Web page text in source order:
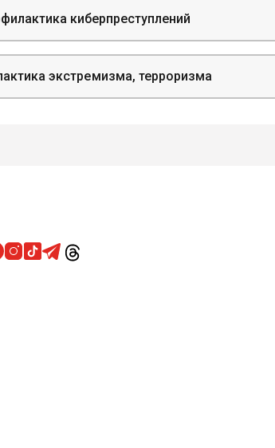
киберпреступлений
экстремизма, терроризма